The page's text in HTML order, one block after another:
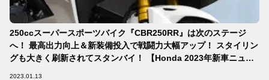
250ccスーパースポーツバイク『CBR250RR』は次のステージ
へ！ 最高出力向上＆新装備投入で戦闘力大幅アップ！ スタイリン
グも大きく刷新されてスタンバイ！ 【Honda 2023年新車ニュー
2023.01.13